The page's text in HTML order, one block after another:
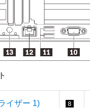
イザー 1) 8